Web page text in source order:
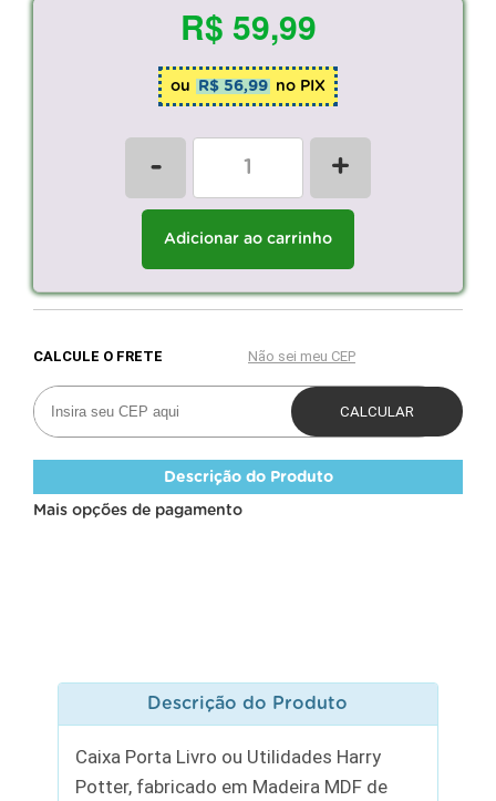
R$ 59,99
ou R$ 56,99 no PIX
- +
Adicionar ao carrinho
Descrição do Produto
Mais opções de pagamento
Descrição do Produto
Caixa Porta Livro ou Utilidades Harry
Potter, fabricado em Madeira MDF de